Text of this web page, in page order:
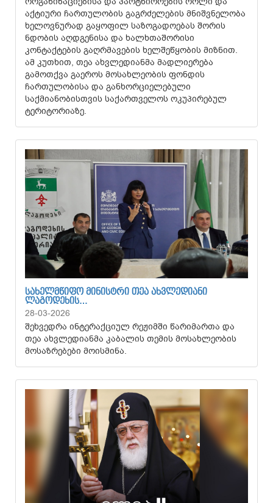
აქტიური ჩართულობის გაგრძელების მნიშვნელობა
ხელოვნურად გაყოფილ საზოგადოებას შორის
ნდობის აღდგენისა და ხალხთაშორისი
კონტაქტების გაღრმავების ხელშეწყობის მიზნით.
ამ კუთხით, თეა ახვლედიანმა მადლიერება
გამოთქვა გაეროს მოსახლეობის ფონდის
ჩართულობისა და განხორციელებული
საქმიანობისთვის საქართველოს ოკუპირებულ
ტერიტორიაზე.
ᲡᲐᲮᲔᲚᲛᲬᲘᲤᲝ ᲛᲘᲜᲘᲡᲢᲠᲘ ᲗᲔᲐ ᲐᲮᲕᲚᲔᲓᲘᲐᲜᲘ
ᲚᲐᲒᲝᲓᲔᲮᲘᲡ…
28-03-2026
შეხვედრა ინტერაქციულ რეჟიმში წარიმართა და
თეა ახვლედიანმა კაბალის თემის მოსახლეობის
მოსაზრებები მოისმინა.